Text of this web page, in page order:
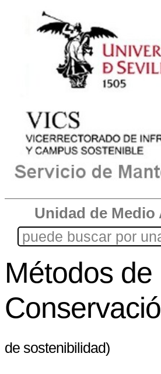
Unidad de Medio
Métodos de
de sostenibilidad)